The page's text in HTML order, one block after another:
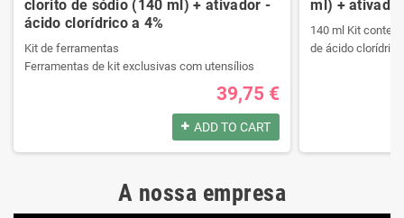
clorito de sódio (140 ml) + ativador -
ácido clorídrico a 4%
Kit de ferramentas
Ferramentas de kit exclusivas com utensílios
Ele contém um manual passo a passo.
Veja o conteúdo do kit na descrição.
Ferramentas de kit exclusivas com utensílios
39,75 €
ADD TO CART
ml) +
140 ml Kit
de ácido clorídrico
A nossa empresa